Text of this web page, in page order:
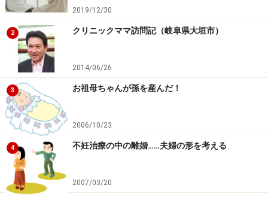
いうことを決められると逆に駄目になってしまう傾向に
あります。自然な流れの中でＨになるのが一番です。
最近、私の友人達も４０代が多いので不妊におけるＳＥ
Ｘレス解消をどのようにしているのかを個人的に聞くこ
とも多くなりました。やはり夫婦ですから、男性側も奥
さんの要望のために努力しているのがよくわかります。
その一例がＥＤ治療薬の服用です。
妻にわからないようにこっそり飲んで、妻の希望をかな
えてあげようという男性も多いのです。ただ、妻にそれ
を飲まないと出来ないのか？となじられたくないのでこ
2019/12/30
2 クリニックママ訪問記（岐阜県大垣市）
2014/06/26
3 お祖母ちゃんが孫を産んだ！
2006/10/23
4 不妊治療の中の離婚……夫婦の形を考える
2007/03/20